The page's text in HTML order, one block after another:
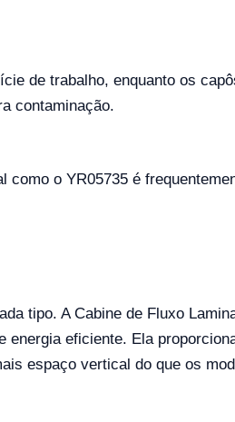
de trabalho, enquanto os
contaminação.
o YR05735 é
tipo. A Cabine de Fluxo
energia eficiente. Ela
espaço vertical do que os